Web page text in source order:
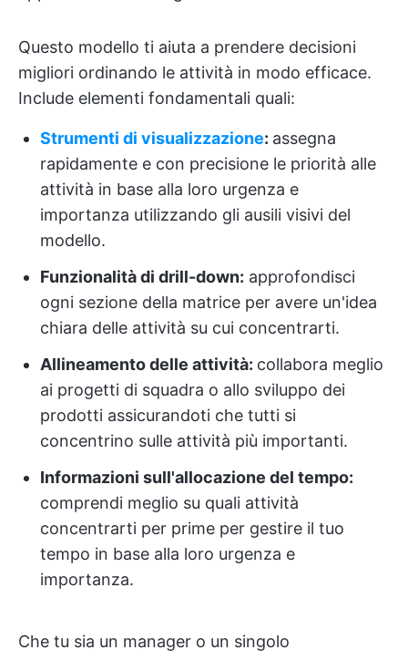
Questo modello ti aiuta a prendere decisioni
migliori ordinando le attività in modo efficace.
Include elementi fondamentali quali:
Strumenti di visualizzazione: assegna
rapidamente e con precisione le priorità alle
attività in base alla loro urgenza e
importanza utilizzando gli ausili visivi del
modello.
Funzionalità di drill-down: approfondisci
ogni sezione della matrice per avere un'idea
chiara delle attività su cui concentrarti.
Allineamento delle attività: collabora meglio
ai progetti di squadra o allo sviluppo dei
prodotti assicurandoti che tutti si
concentrino sulle attività più importanti.
Informazioni sull'allocazione del tempo:
comprendi meglio su quali attività
concentrarti per prime per gestire il tuo
tempo in base alla loro urgenza e
importanza.
Che tu sia un manager o un singolo